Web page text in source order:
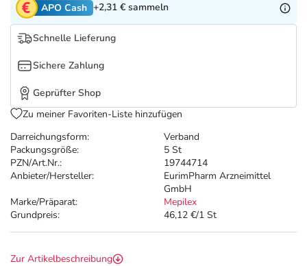
Tierapotheke
Marken
Salus Deals
Darreichungsform:
Verband
Packungsgröße:
5 St
PZN/Art.Nr.:
19744714
Anbieter/Hersteller:
EurimPharm Arzneimittel
GmbH
Marke/Präparat:
Mepilex
Grundpreis:
46,12 €/1 St
APO Cash +2,31 € sammeln
Schnelle Lieferung
Sichere Zahlung
Geprüfter Shop
Zu meiner Favoriten-Liste hinzufügen
Zur Artikelbeschreibung